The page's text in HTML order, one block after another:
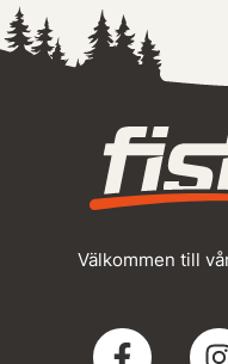
Välkommen till